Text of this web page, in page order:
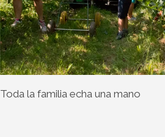
Toda la familia echa una mano